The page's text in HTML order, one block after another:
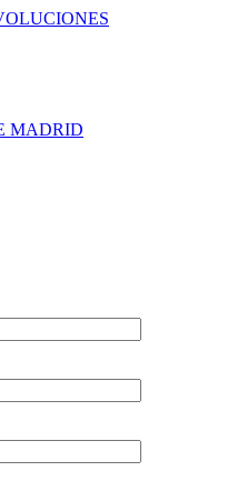
MADRID